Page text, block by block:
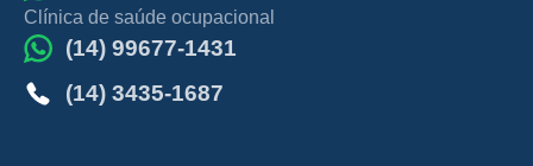
Clínica de saúde ocupacional
(14) 99677-1431
(14) 3435-1687